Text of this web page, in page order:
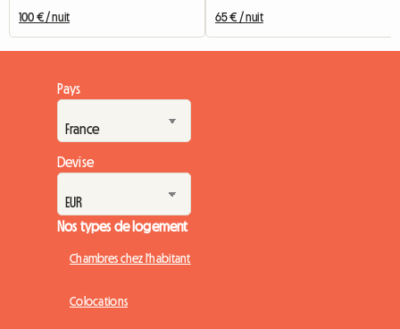
100 € / nuit 65 € / nuit
Pays
Devise
Nos types de logement
Chambres chez l'habitant
Colocations